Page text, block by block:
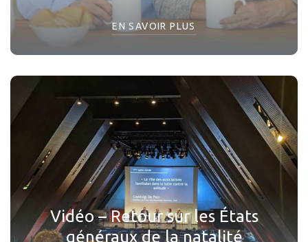
EN SAVOIR PLUS
Vidéo – Retour sur les États
généraux de la natalité